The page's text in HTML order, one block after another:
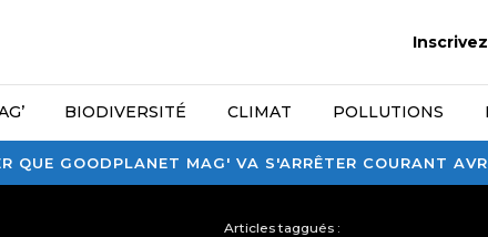
QUE GOODPLANET MAG' VA S'ARRÊTER COURANT
BIODIVERSITÉ CLIMAT POLLUTIONS
Articles taggués :